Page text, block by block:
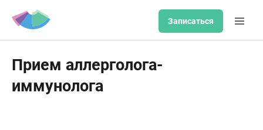
Записаться
Прием аллерголога-
иммунолога